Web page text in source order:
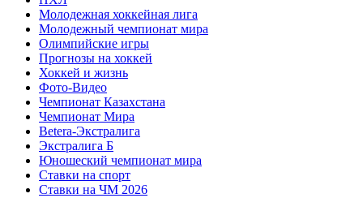
Молодежная хоккейная лига
Молодежный чемпионат мира
Олимпийские игры
Прогнозы на хоккей
Хоккей и жизнь
Фото-Видео
Чемпионат Казахстана
Чемпионат Мира
Betera-Экстралига
Экстралига Б
Юношеский чемпионат мира
Ставки на спорт
Ставки на ЧМ 2026